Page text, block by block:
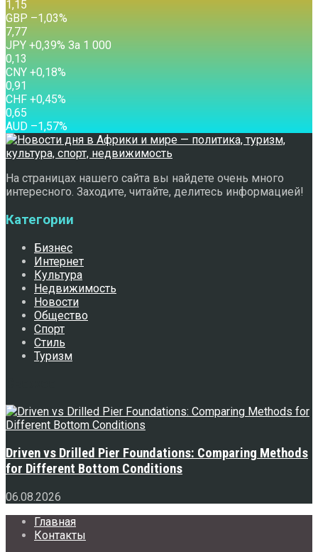
1,15
GBP –1,03%
7,77
JPY +0,39% За 1 000
0,13
CNY +0,18%
0,91
CHF +0,45%
0,65
AUD –1,57%
На страницах нашего сайта вы найдете очень много
интересного. Заходите, читайте, делитесь информацией!
Категории
Бизнес
Интернет
Культура
Недвижимость
Новости
Общество
Спорт
Стиль
Туризм
Driven vs Drilled Pier Foundations: Comparing Methods
for Different Bottom Conditions
06.08.2026
Главная
Контакты